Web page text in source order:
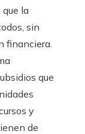
la
sin
financiera.
que
y
de